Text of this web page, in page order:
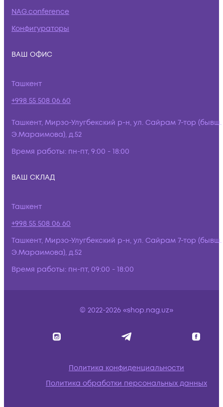
NAG.conference
Конфигураторы
ВАШ ОФИС
Ташкент
+998 55 508 06 60
Ташкент, Мирзо-Улугбекский р-н, ул. Сайрам 7-тор (бывш.
Э.Мараимова), д.52
Время работы: пн-пт, 9:00 - 18:00
ВАШ СКЛАД
Ташкент
+998 55 508 06 60
Ташкент, Мирзо-Улугбекский р-н, ул. Сайрам 7-тор (бывш.
Э.Мараимова), д.52
Время работы: пн-пт, 09:00 - 18:00
© 2022-2026 «shop.nag.uz»
Политика конфиденциальности
Политика обработки персональных данных